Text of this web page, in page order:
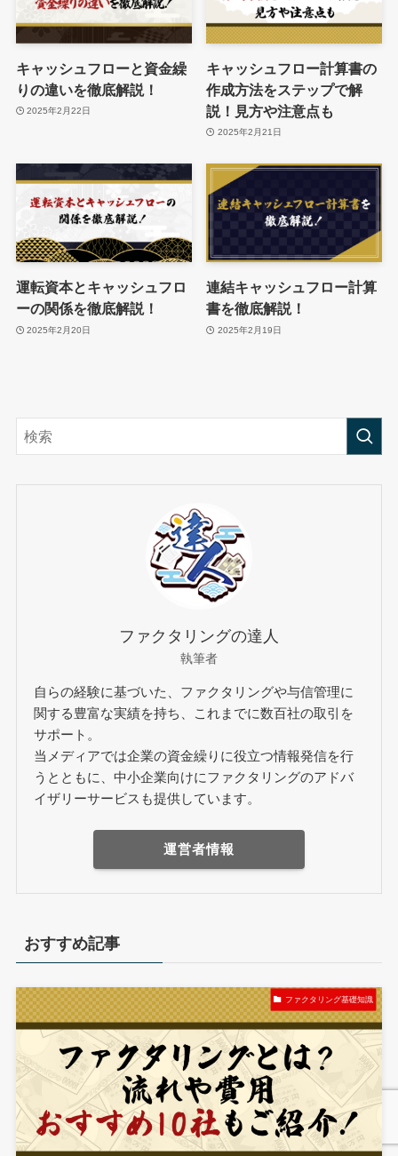
キャッシュフローと資金繰
りの違いを徹底解説！
2025年2月22日
キャッシュフロー計算書の
作成方法をステップで解
説！見方や注意点も
2025年2月21日
運転資本とキャッシュフロ
ーの関係を徹底解説！
2025年2月20日
連結キャッシュフロー計算
書を徹底解説！
2025年2月19日
ファクタリングの達人
執筆者
自らの経験に基づいた、ファクタリングや与信管理に
関する豊富な実績を持ち、これまでに数百社の取引を
サポート。
当メディアでは企業の資金繰りに役立つ情報発信を行
うとともに、中小企業向けにファクタリングのアドバ
イザリーサービスも提供しています。
運営者情報
おすすめ記事
ファクタリング基礎知識